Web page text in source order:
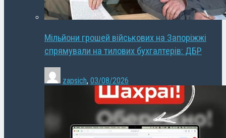
Мільйони грошей військових на Запоріжжі
спрямували на тилових бухгалтерів: ДБР
zapsich, 03/08/2026